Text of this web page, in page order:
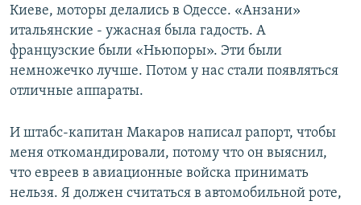
Киеве, моторы делались в Одессе. «Анзани»
итальянские - ужасная была гадость. А
французские были «Ньюпоры». Эти были
немножечко лучше. Потом у нас стали появляться
отличные аппараты.
И штабс-капитан Макаров написал рапорт, чтобы
меня откомандировали, потому что он выяснил,
что евреев в авиационные войска принимать
нельзя. Я должен считаться в автомобильной роте,